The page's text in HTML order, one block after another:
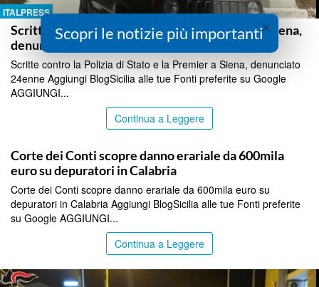
ITALPRESS
Scritte contro la Polizia di Stato e la Premier a Siena,
denunciato 24enne
Scritte contro la Polizia di Stato e la Premier a Siena, denunciato
24enne Aggiungi BlogSicilia alle tue Fonti preferite su Google
AGGIUNGI...
Continua a Leggere
Corte dei Conti scopre danno erariale da 600mila
euro su depuratori in Calabria
Corte dei Conti scopre danno erariale da 600mila euro su
depuratori in Calabria Aggiungi BlogSicilia alle tue Fonti preferite
su Google AGGIUNGI...
Continua a Leggere
×
Scopri le notizie più importanti